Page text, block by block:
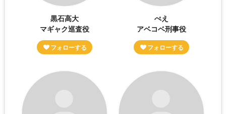
黒石高大
マギャク巡査役
ぺえ
アベコベ刑事役